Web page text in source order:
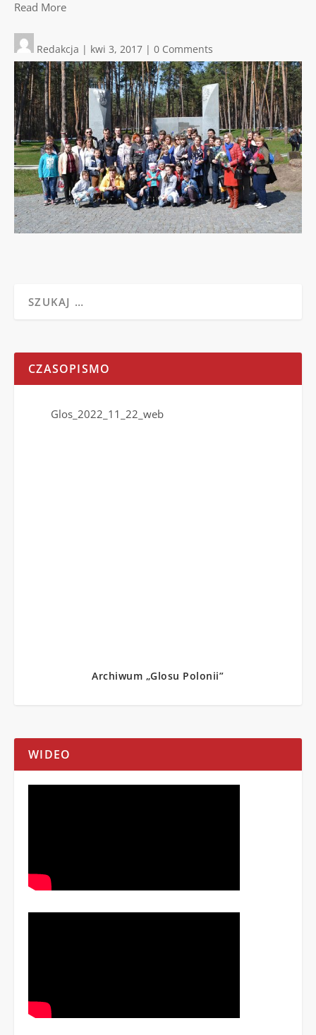
Read More
Redakcja | kwi 3, 2017 |0 Comments
CZASOPISMO
Glos_2022_11_22_web
Archiwum „Glosu Polonii”
WIDEO